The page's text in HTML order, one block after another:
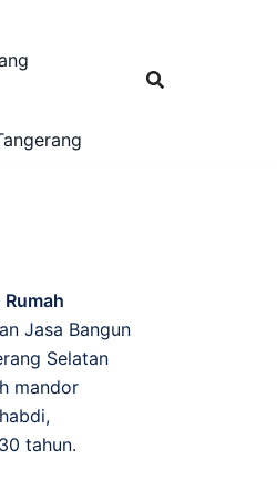
Jasa Bangun
Selatan
mandor
tahun.